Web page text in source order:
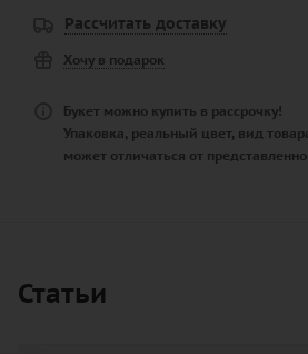
Рассчитать доставку
Хочу в подарок
Букет можно купить в рассрочку!
Упаковка, реальный цвет, вид
может отличаться от
Статьи